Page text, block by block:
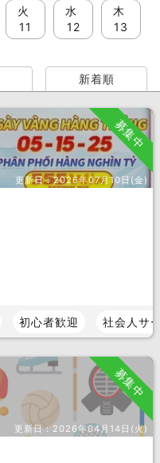
火
11
水
12
木
13
新着順
募集中
更新日：2026年07月10日(金)
初心者歓迎 社会人サ
募集中
更新日： 2026年04月14日(火)